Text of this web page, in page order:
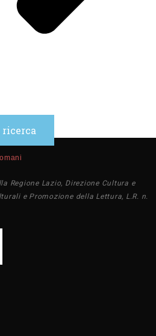
ricerca
Regione Lazio, Direzione Cultura e
e Promozione della Lettura, L.R. n.